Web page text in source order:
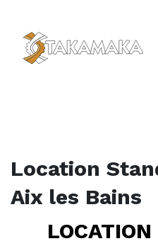
Location
Aix les Bains